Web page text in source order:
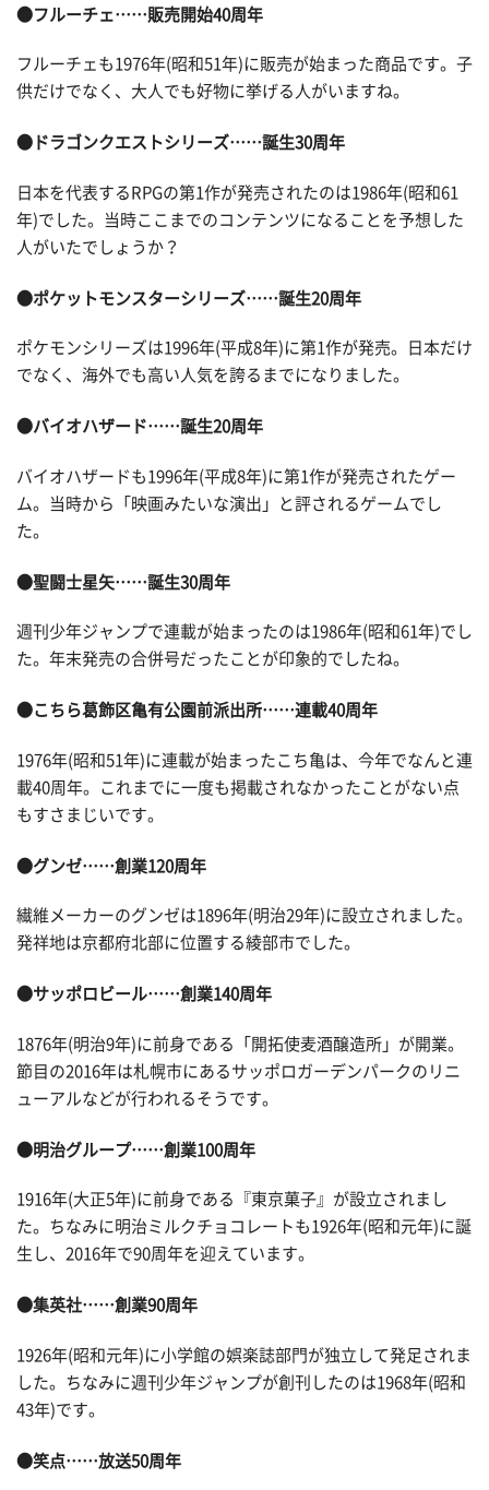
●フルーチェ……販売開始40周年
フルーチェも1976年(昭和51年)に販売が始まった商品です。子
供だけでなく、大人でも好物に挙げる人がいますね。
●ドラゴンクエストシリーズ……誕生30周年
日本を代表するRPGの第1作が発売されたのは1986年(昭和61
年)でした。当時ここまでのコンテンツになることを予想した
人がいたでしょうか？
●ポケットモンスターシリーズ……誕生20周年
ポケモンシリーズは1996年(平成8年)に第1作が発売。日本だけ
でなく、海外でも高い人気を誇るまでになりました。
●バイオハザード……誕生20周年
バイオハザードも1996年(平成8年)に第1作が発売されたゲー
ム。当時から「映画みたいな演出」と評されるゲームでし
た。
●聖闘士星矢……誕生30周年
週刊少年ジャンプで連載が始まったのは1986年(昭和61年)でし
た。年末発売の合併号だったことが印象的でしたね。
●こちら葛飾区亀有公園前派出所……連載40周年
1976年(昭和51年)に連載が始まったこち亀は、今年でなんと連
載40周年。これまでに一度も掲載されなかったことがない点
もすさまじいです。
●グンゼ……創業120周年
繊維メーカーのグンゼは1896年(明治29年)に設立されました。
発祥地は京都府北部に位置する綾部市でした。
●サッポロビール……創業140周年
1876年(明治9年)に前身である「開拓使麦酒醸造所」が開業。
節目の2016年は札幌市にあるサッポロガーデンパークのリニ
ューアルなどが行われるそうです。
●明治グループ……創業100周年
1916年(大正5年)に前身である『東京菓子』が設立されまし
た。ちなみに明治ミルクチョコレートも1926年(昭和元年)に誕
生し、2016年で90周年を迎えています。
●集英社……創業90周年
1926年(昭和元年)に小学館の娯楽誌部門が独立して発足されま
した。ちなみに週刊少年ジャンプが創刊したのは1968年(昭和
43年)です。
●笑点……放送50周年